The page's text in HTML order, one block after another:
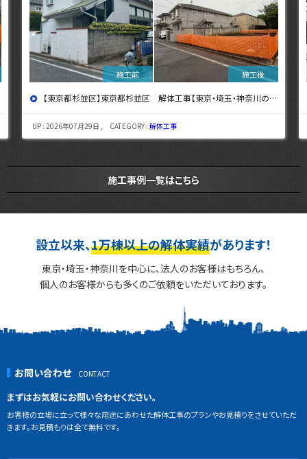
【東京都杉並区】東京都杉並区 解体工事【東京・埼玉・神奈川の解体工事なら東央建設へ】
UP : 2026年07月29日 , CATEGORY :解体工事
施工事例一覧はこちら
設立以来、1万棟以上の解体実績があります！
東京・埼玉・神奈川を中心に、法人のお客様はもちろん、
個人のお客様からも多くのご依頼をいただいております。
お問い合わせ
まずはお気軽にお問い合わせください。
お客様の立場に立って様々な用途にあわせた解体工事のプランやお見積りをさせていただ
きます。お見積もりは全て無料です。